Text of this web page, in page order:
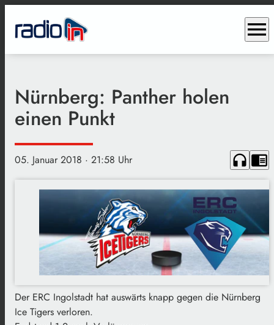
menu
Nürnberg: Panther holen
einen Punkt
05. Januar 2018 · 21:58 Uhr headphones chrome_reader_mode
Der ERC Ingolstadt hat auswärts knapp gegen die Nürnberg
Ice Tigers verloren.